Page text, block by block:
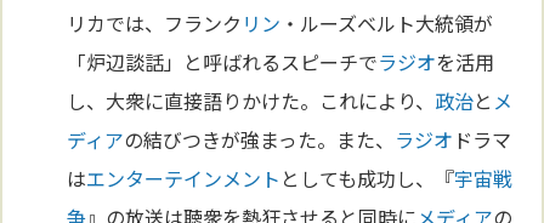
リカでは、フランク リン ・ルーズベルト大統領が
「炉辺談話」と呼ばれるスピーチでラジオを活用
し、大衆に直接語りかけた。これにより、 政治と メ
ディアの結びつきが強まった。また、 ラジオ ドラマ
はエンターテインメント としても成功し、『宇宙戦
争』の放送は聴衆を熱狂させると同時にメディアの